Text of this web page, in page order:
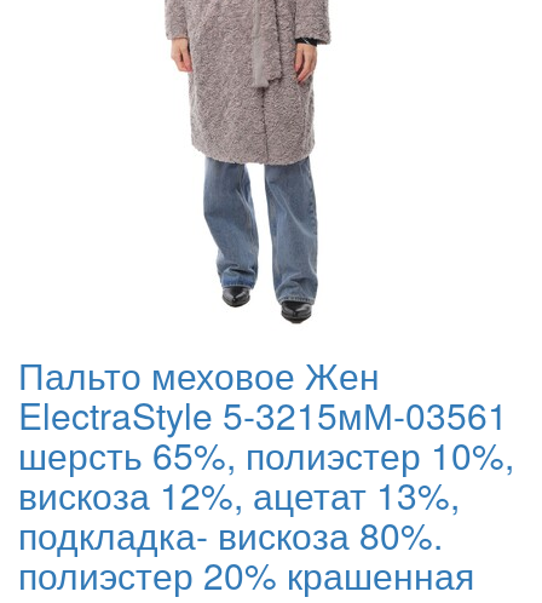
Пальто меховое Жен
ElectraStyle 5-3215мМ-03561
шерсть 65%, полиэстер 10%,
вискоза 12%, ацетат 13%,
подкладка- вискоза 80%.
полиэстер 20% крашенная